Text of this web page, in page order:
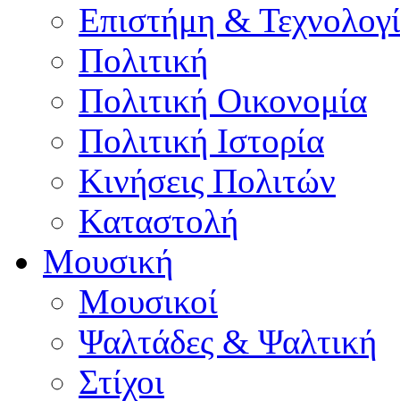
Επιστήμη &
Πολιτική
Πολιτική Οικονομία
Πολιτική Ιστορία
Κινήσεις Πολιτών
Καταστολή
Μουσική
Μουσικοί
Ψαλτάδες & Ψαλτική
Στίχοι